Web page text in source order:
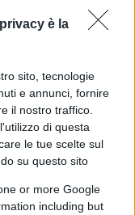
è la
sito, tecnologie
e annunci, fornire
il nostro traffico.
di questa
le tue scelte sul
su questo sito
or more Google
including but
i tre